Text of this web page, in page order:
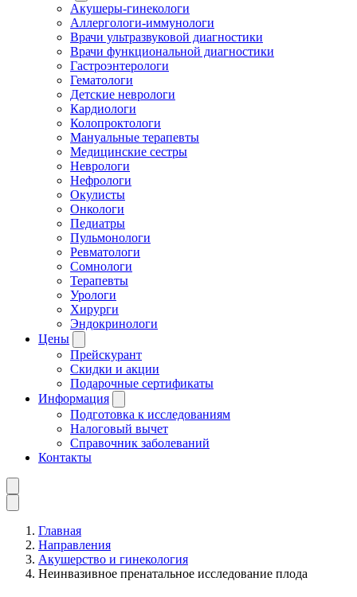
Акушеры-гинекологи
Аллергологи-иммунологи
Врачи ультразвуковой диагностики
Врачи функциональной диагностики
Гастроэнтерологи
Гематологи
Детские неврологи
Кардиологи
Колопроктологи
Мануальные терапевты
Медицинские сестры
Неврологи
Нефрологи
Окулисты
Онкологи
Педиатры
Пульмонологи
Ревматологи
Сомнологи
Терапевты
Урологи
Хирурги
Эндокринологи
Цены
Прейскурант
Скидки и акции
Подарочные сертификаты
Информация
Подготовка к исследованиям
Налоговый вычет
Справочник заболеваний
Контакты
Главная
Направления
Акушерство и гинекология
Неинвазивное пренатальное исследование плода